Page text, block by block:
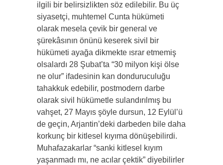
ilgili bir belirsizlikten söz edilebilir. Bu üç
siyasetçi, muhtemel Cunta hükümeti
olarak mesela çevik bir general ve
şürekâsının önünü keserek sivil bir
hükümeti ayağa dikmekte ısrar etmemiş
olsalardı 28 Şubat’ta “30 milyon kişi ölse
ne olur” ifadesinin kan donduruculuğu
tahakkuk edebilir, postmodern darbe
olarak sivil hükümetle sulandırılmış bu
vahşet, 27 Mayıs şöyle dursun, 12 Eylül’ü
de geçin, Arjantin’deki darbeden bile daha
korkunç bir kitlesel kıyıma dönüşebilirdi.
Muhafazakarlar “sanki kitlesel kıyım
yaşanmadı mı, ne acılar çektik” diyebilirler